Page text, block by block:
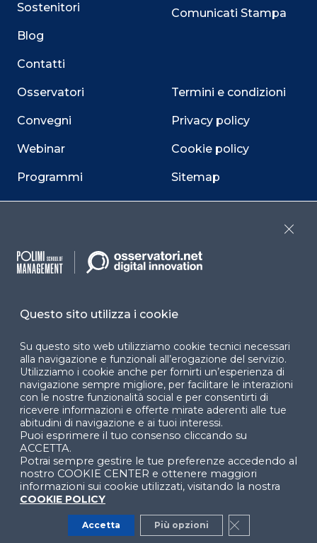
Sostenitori
Blog
Contatti
Osservatori
Convegni
Webinar
Programmi
Comunicati Stampa
Termini e condizioni
Privacy policy
Cookie policy
Sitemap
Dichiarazione di
Cookie Center
YouTube X
© 2024 Copyright © Politecnico di Milano Dipartimento
di Ingegneria Gestionale
Questo sito utilizza i cookie
Su questo sito web utilizziamo cookie tecnici necessari
alla navigazione e funzionali all’erogazione del servizio.
Utilizziamo i cookie anche per fornirti un’esperienza di
navigazione sempre migliore, per facilitare le interazioni
con le nostre funzionalità social e per consentirti di
ricevere informazioni e offerte mirate aderenti alle tue
abitudini di navigazione e ai tuoi interessi.
Puoi esprimere il tuo consenso cliccando su
ACCETTA.
Potrai sempre gestire le tue preferenze accedendo al
nostro COOKIE CENTER e ottenere maggiori
informazioni sui cookie utilizzati, visitando la nostra
COOKIE POLICY
Accetta Più opzioni Close GDPR